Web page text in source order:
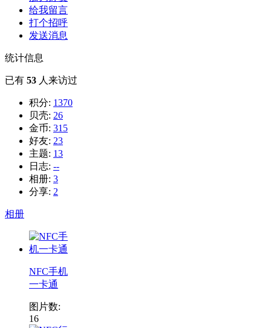
给我留言
打个招呼
发送消息
统计信息
已有 53 人来访过
积分: 1370
贝壳: 26
金币: 315
好友: 23
主题: 13
日志: --
相册: 3
分享: 2
相册
NFC手机
一卡通
图片数:
16